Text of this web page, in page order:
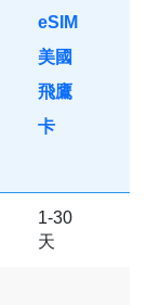
eSIM
美國
飛鷹
卡
1-30
天